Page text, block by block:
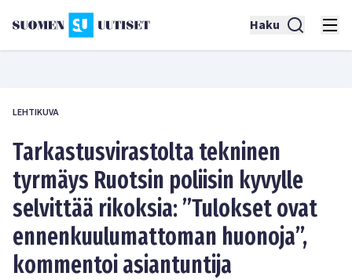
Haku
LEHTIKUVA
Tarkastusvirastolta tekninen
tyrmäys Ruotsin poliisin kyvylle
selvittää rikoksia: ”Tulokset ovat
ennenkuulumattoman huonoja”,
kommentoi asiantuntija